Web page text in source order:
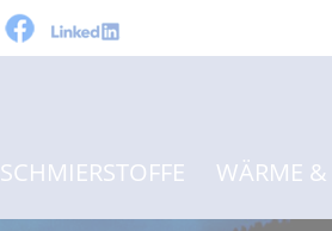
SCHMIERSTOFFE WÄRME &